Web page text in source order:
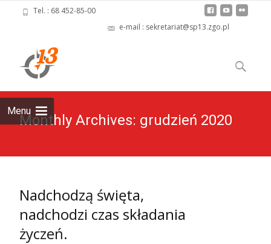
Tel. : 68 452-85-00
e-mail : sekretariat@sp13.zgo.pl
Menu
to
content
Szukaj:
Monthly Archives: grudzień 2020
Nadchodzą święta,
nadchodzi czas składania
życzeń.